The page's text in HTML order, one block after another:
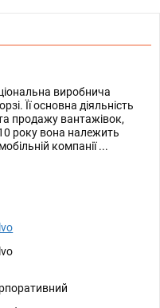
виробнича
Її основна діяльність
продажу вантажівок,
року вона належить
компанії ...